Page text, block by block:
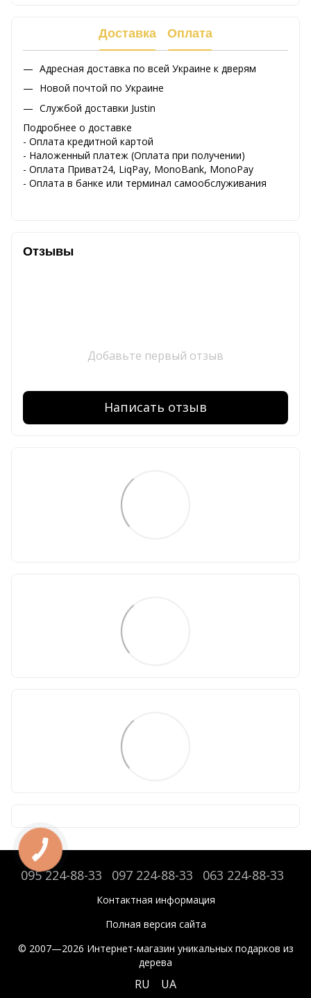
Доставка Оплата
Адресная доставка по всей Украине к дверям
Новой почтой по Украине
Службой доставки Justin
Подробнее о доставке
- Оплата кредитной картой
- Наложенный платеж (Оплата при получении)
- Оплата Приват24, LiqPay, MonoBank, MonoPay
- Оплата в банке или терминал самообслуживания
Отзывы
Добавьте первый отзыв
Написать отзыв
095 224-88-33 097 224-88-33 063 224-88-33
Контактная информация
Полная версия сайта
© 2007—2026 Интернет-магазин уникальных подарков из
дерева
RU UA